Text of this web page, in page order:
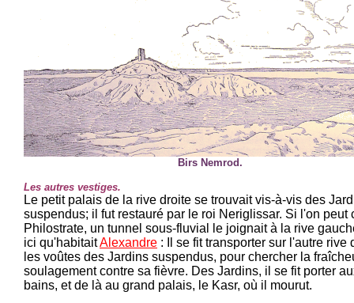
Birs Nemrod.
Les autres vestiges.
Le petit palais de la rive droite se trouvait vis-à-vis des
suspendus; il fut restauré par le roi Neriglissar. Si l'on peut
Philostrate, un tunnel sous-fluvial le joignait à la rive
ici qu'habitaitAlexandre : Il se fit transporter sur l'autre rive
les voûtes des Jardins suspendus, pour chercher la
soulagement contre sa fièvre. Des Jardins, il se fit porter
bains, et de là au grand palais, le Kasr, où il mourut.